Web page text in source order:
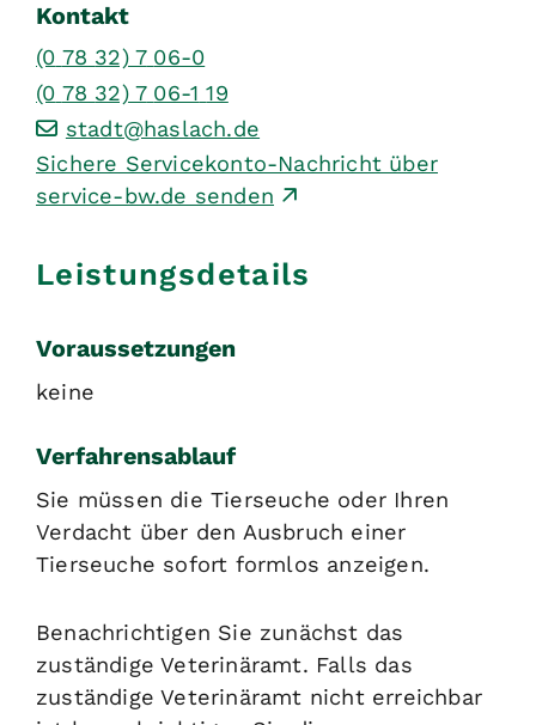
Kontakt
(0 78 32) 7 06-0
(0 78 32) 7 06-1 19
stadt@haslach.de
Sichere Servicekonto-Nachricht über
service-bw.de senden
Leistungsdetails
Voraussetzungen
keine
Verfahrensablauf
Sie müssen die Tierseuche oder Ihren
Verdacht über den Ausbruch einer
Tierseuche sofort formlos anzeigen.
Benachrichtigen Sie zunächst das
zuständige Veterinäramt. Falls das
zuständige Veterinäramt nicht erreichbar